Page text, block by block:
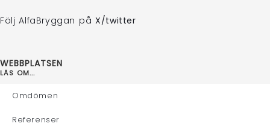
Följ AlfaBryggan på X/twitter
WEBBPLATSEN
LÄS OM...
Omdömen
Referenser